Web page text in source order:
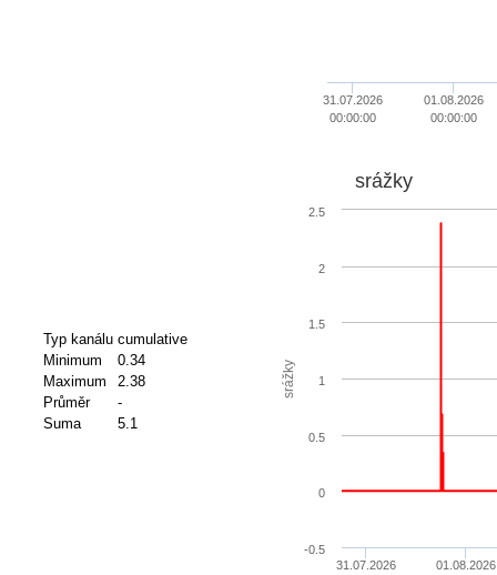
31.07.2026
00:00:00
01.08.2026
00:00:00
Typ kanálu cumulative
Minimum
0.34
Maximum
2.38
Průměr
-
Suma
5.1
srážky
srážky
31.07.2026 01.08.2026
-0.5
0
0.5
1
1.5
2
2.5